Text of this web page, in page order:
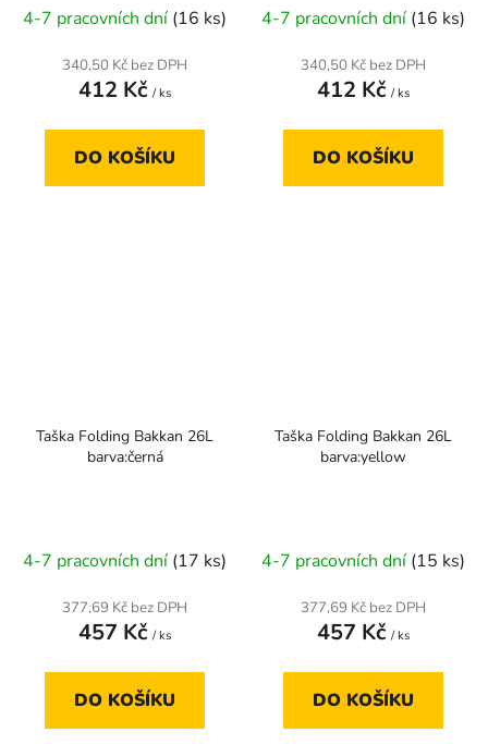
4-7 pracovních dní (16 ks)
340,50 Kč bez DPH
412 Kč / ks
DO KOŠÍKU
4-7 pracovních dní (16 ks)
340,50 Kč bez DPH
412 Kč / ks
DO KOŠÍKU
Taška Folding Bakkan 26L
barva:černá
4-7 pracovních dní (17 ks)
377,69 Kč bez DPH
457 Kč / ks
DO KOŠÍKU
Taška Folding Bakkan 26L
barva:yellow
4-7 pracovních dní (15 ks)
377,69 Kč bez DPH
457 Kč / ks
DO KOŠÍKU